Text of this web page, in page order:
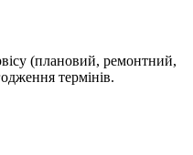
(плановий, ремонтний,
термінів.